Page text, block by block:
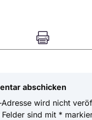

abschicken
wird nicht
sind mit *